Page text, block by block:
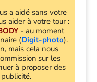
a aidé sans votre
aider à votre tour :
- au moment
(Digit-photo).
mais cela nous
sur les
à proposer des